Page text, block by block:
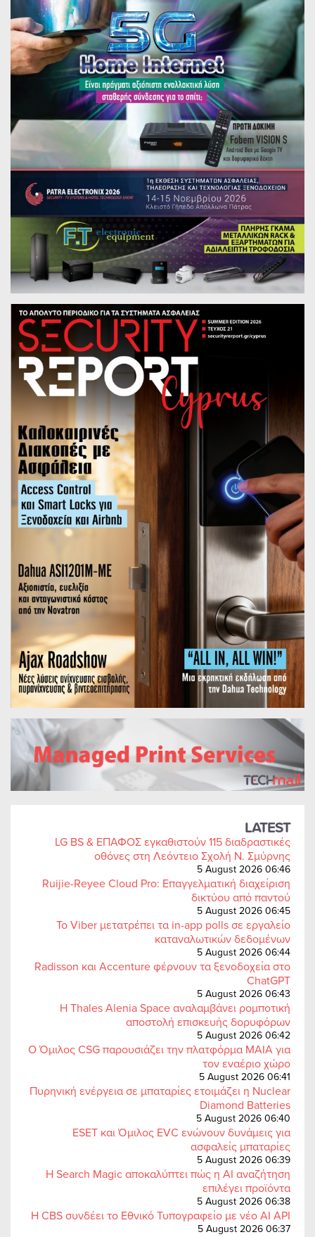
LATEST
LG BS & ΕΠΑΦΟΣ εγκαθιστούν 115 διαδραστικές
οθόνες στη Λεόντειο Σχολή Ν. Σμύρνης
5 August 2026 06:46
Ruijie-Reyee Cloud Pro: Επαγγελματική διαχείριση
δικτύου από παντού
5 August 2026 06:45
Το Viber μετατρέπει τα in-app polls σε εργαλείο
καταναλωτικών δεδομένων
5 August 2026 06:44
Radisson και Accenture φέρνουν τα ξενοδοχεία στο
ChatGPT
5 August 2026 06:43
Η Thales Alenia Space αναλαμβάνει ρομποτική
αποστολή επισκευής δορυφόρων
5 August 2026 06:42
Ο Όμιλος CSG παρουσιάζει την πλατφόρμα MAIA για
τον εναέριο χώρο
5 August 2026 06:41
Πυρηνική ενέργεια σε μπαταρίες ετοιμάζει η Nuclear
Diamond Batteries
5 August 2026 06:40
ESET και Όμιλος EVC ενώνουν δυνάμεις για
ασφαλείς μπαταρίες
5 August 2026 06:39
Η Search Magic αποκαλύπτει πώς η AI αναζήτηση
επιλέγει προϊόντα
5 August 2026 06:38
Η CBS συνδέει το Εθνικό Τυπογραφείο με νέο AI API
5 August 2026 06:37